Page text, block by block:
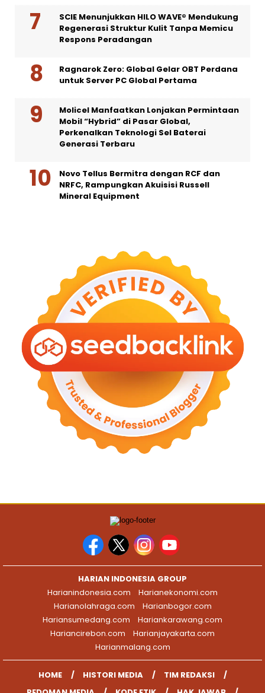
SCIE Menunjukkan HILO WAVE® Mendukung
Regenerasi Struktur Kulit Tanpa Memicu
Respons Peradangan
Ragnarok Zero: Global Gelar OBT Perdana
untuk Server PC Global Pertama
Molicel Manfaatkan Lonjakan Permintaan
Mobil “Hybrid” di Pasar Global,
Perkenalkan Teknologi Sel Baterai
Generasi Terbaru
Novo Tellus Bermitra dengan RCF dan
NRFC, Rampungkan Akuisisi Russell
Mineral Equipment
HARIAN INDONESIA GROUP
Harianindonesia.com
Harianekonomi.com
Harianolahraga.com
Harianbogor.com
Hariansumedang.com
Hariankarawang.com
Hariancirebon.com
Harianjayakarta.com
Harianmalang.com
HOME HISTORI MEDIA
TIM REDAKSI